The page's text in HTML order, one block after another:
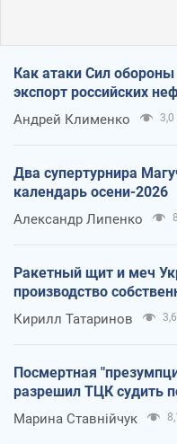
Как атаки Сил
экспорт российских
Андрей Клименко 3,0
Два супертурнира
календарь осени-2026
Александр Липенко
Ракетный щит и меч
производство
Кирилл Татаринов
Посмертная
разрешил ТЦК судить
Марина Ставнійчук